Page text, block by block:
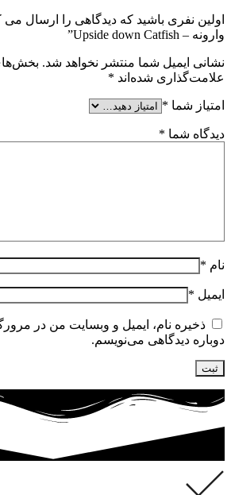
اولین نفری باشید که دیدگاهی را ارسال می
وارونه – Upside down Catfish”
نشانی ایمیل شما منتشر نخواهد شد.
علامت‌گذاری شده‌اند *
امتیاز شما *
دیدگاه شما *
نام *
ایمیل *
ذخیره نام، ایمیل و وبسایت من در
دوباره دیدگاهی می‌نویسم.